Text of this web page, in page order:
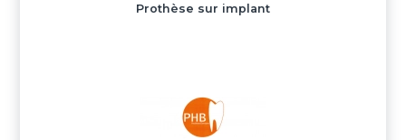
Prothèse sur implant